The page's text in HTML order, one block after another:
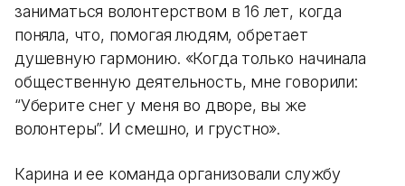
заниматься волонтерством в 16 лет, когда
поняла, что, помогая людям, обретает
душевную гармонию. «Когда только начинала
общественную деятельность, мне говорили:
“Уберите снег у меня во дворе, вы же
волонтеры”. И смешно, и грустно».
Карина и ее команда организовали службу